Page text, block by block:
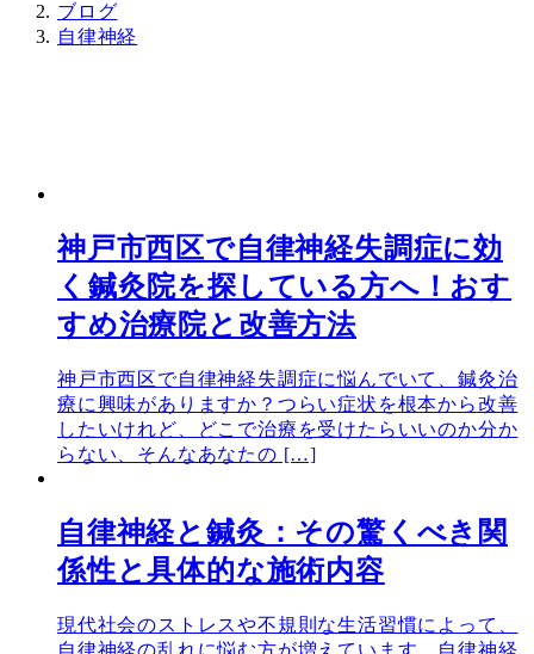
ブログ
自律神経
神戸市西区で自律神経失調症に効
く鍼灸院を探している方へ！おす
すめ治療院と改善方法
神戸市西区で自律神経失調症に悩んでいて、鍼灸治
療に興味がありますか？つらい症状を根本から改善
したいけれど、どこで治療を受けたらいいのか分か
らない、そんなあなたの […]
自律神経と鍼灸：その驚くべき関
係性と具体的な施術内容
現代社会のストレスや不規則な生活習慣によって、
自律神経の乱れに悩む方が増えています。自律神経